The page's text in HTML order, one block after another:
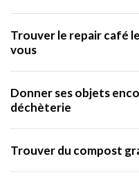
Trouver le repair café
vous
Donner ses objets
déchèterie
Trouver du compost